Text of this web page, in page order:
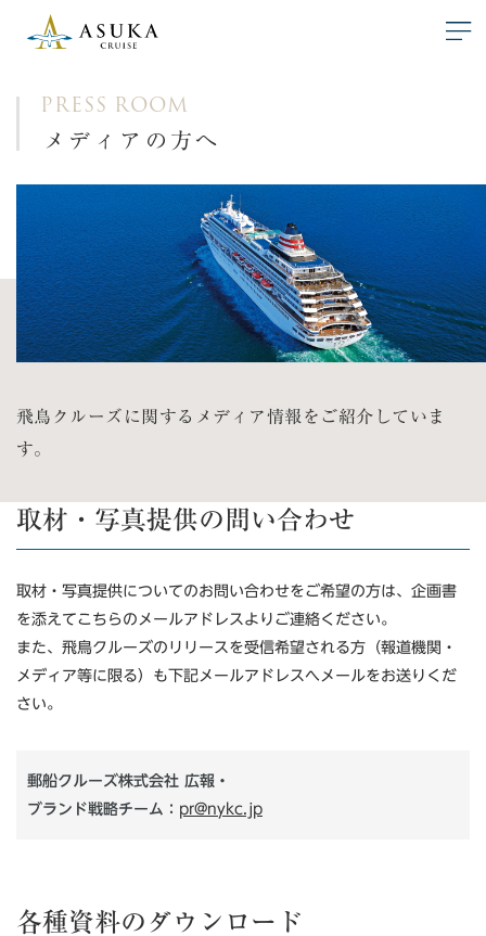
PRESS ROOM
メディアの方へ
飛鳥クルーズに関するメディア情報をご紹介していま
す。
取材・写真提供の問い合わせ
取材・写真提供についてのお問い合わせをご希望の方は、企画書
を添えてこちらのメールアドレスよりご連絡ください。
また、飛鳥クルーズのリリースを受信希望される方（報道機関・
メディア等に限る）も下記メールアドレスへメールをお送りくだ
さい。
郵船クルーズ株式会社 広報・
ブランド戦略チーム： pr@nykc.jp
各種資料のダウンロード